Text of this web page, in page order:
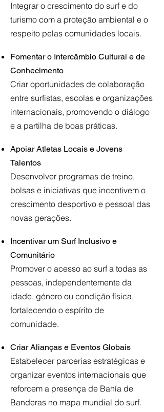
Integrar o crescimento do surf e do
turismo com a proteção ambiental e o
respeito pelas comunidades locais.
Fomentar o Intercâmbio Cultural e de
Conhecimento
Criar oportunidades de colaboração
entre surfistas, escolas e organizações
internacionais, promovendo o diálogo
e a partilha de boas práticas.
Apoiar Atletas Locais e Jovens
Talentos
Desenvolver programas de treino,
bolsas e iniciativas que incentivem o
crescimento desportivo e pessoal das
novas gerações.
Incentivar um Surf Inclusivo e
Comunitário
Promover o acesso ao surf a todas as
pessoas, independentemente da
idade, género ou condição física,
fortalecendo o espírito de
comunidade.
Criar Alianças e Eventos Globais
Estabelecer parcerias estratégicas e
organizar eventos internacionais que
reforcem a presença de Bahía de
Banderas no mapa mundial do surf.